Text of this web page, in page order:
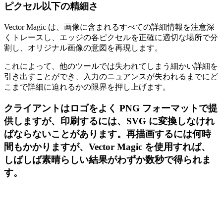
ピクセル以下の精細さ
Vector Magic は、画像に含まれるすべての詳細情報を注意深
くトレースし、エッジの各ピクセルを正確に適切な場所で分
割し、オリジナル画像の意図を再現します。
これによって、他のツールでは失われてしまう細かい詳細を
引き出すことができ、入力のニュアンスが失われるまでにど
こまで詳細に迫れるかの限界を押し上げます。
クライアントはロゴをよく PNG フォーマットで提
供しますが、印刷するには、SVG に変換しなけれ
ばならないことがあります。再描画するには何時
間もかかりますが、Vector Magic を使用すれば、
しばしば素晴らしい結果がわずか数秒で得られま
す。